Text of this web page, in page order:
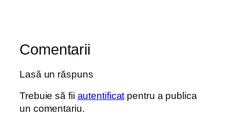
Comentarii
Lasă un răspuns
Trebuie să fii autentificat pentru a publica
un comentariu.